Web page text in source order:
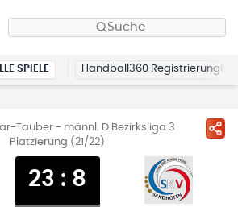
Suche
SPIELE Handball360 Registrierung
Tauber - männl. D Bezirksliga 3
Platzierung (21/22)
23 : 8